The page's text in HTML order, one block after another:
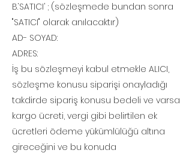
B.‘SATICI’ ; (sözleşmede bundan sonra
"SATICI" olarak anılacaktır)
AD- SOYAD:
ADRES:
İş bu sözleşmeyi kabul etmekle ALICI,
sözleşme konusu siparişi onayladığı
takdirde sipariş konusu bedeli ve varsa
kargo ücreti, vergi gibi belirtilen ek
ücretleri ödeme yükümlülüğü altına
gireceğini ve bu konuda